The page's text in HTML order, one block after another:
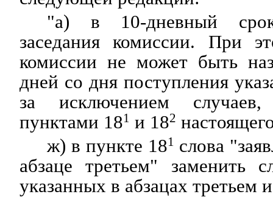
"а) в 10-дневный
заседания комиссии. При
комиссии не может быть
дней со дня поступления
за исключением случаев,
пунктами 181 и 182
ж) в пункте 181 слова
абзаце третьем" заменить
указанных в абзацах третьем